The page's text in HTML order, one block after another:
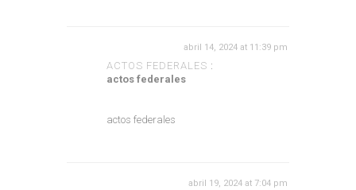
ACTOS FEDERALES :
abril 14, 2024 at 11:39 pm
actos federales
actos federales
abril 19, 2024 at 7:04 pm